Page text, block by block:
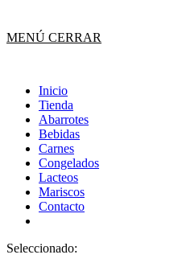
MENÚ CERRAR
Inicio
Tienda
Abarrotes
Bebidas
Carnes
Congelados
Lacteos
Mariscos
Contacto
Seleccionado: